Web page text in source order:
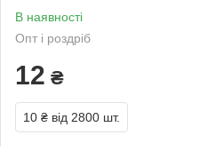
В наявності
Опт і роздріб
12 ₴
10 ₴ від 2800 шт.